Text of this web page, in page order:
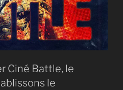
Ciné Battle, le
le